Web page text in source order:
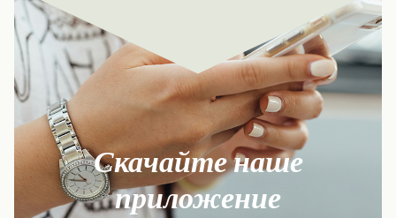
Скачайте наше
приложение